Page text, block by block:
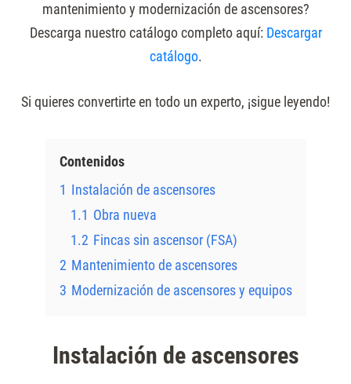
mantenimiento y modernización de ascensores?
Descarga nuestro catálogo completo aquí: Descargar
catálogo.
Si quieres convertirte en todo un experto, ¡sigue leyendo!
Contenidos
1 Instalación de ascensores
1.1 Obra nueva
1.2 Fincas sin ascensor (FSA)
2 Mantenimiento de ascensores
3 Modernización de ascensores y equipos
Instalación de ascensores